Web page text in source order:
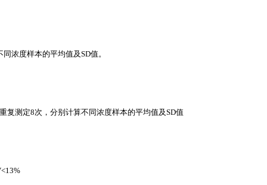
浓度样本的平均值及SD值。
复测定8次，分别计算不同浓度样本的平均值及SD值